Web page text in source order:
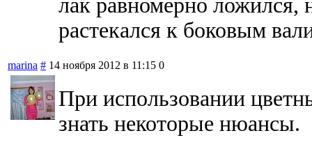
лак равномерно ложился,
растекался к
marina # 14 ноября 2012 в 11:15 0
При использовании
знать некоторые нюансы.